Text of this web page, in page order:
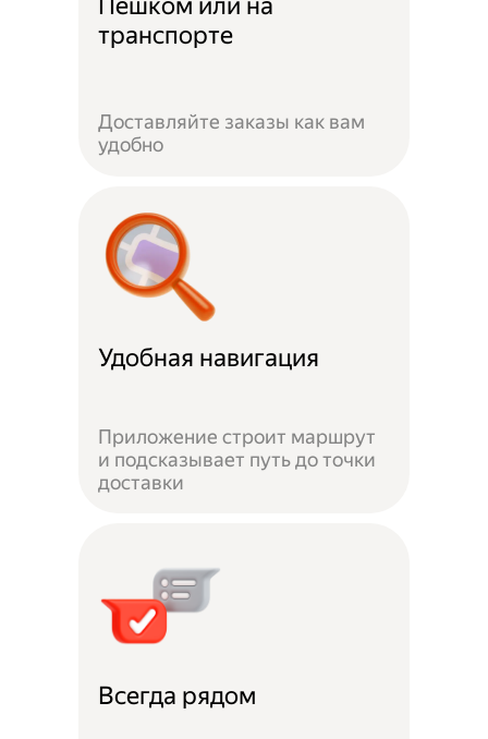
Пешком или на
транспорте
Доставляйте заказы как вам
удобно
Удобная навигация
Приложение строит маршрут
и подсказывает путь до точки
доставки
Всегда рядом